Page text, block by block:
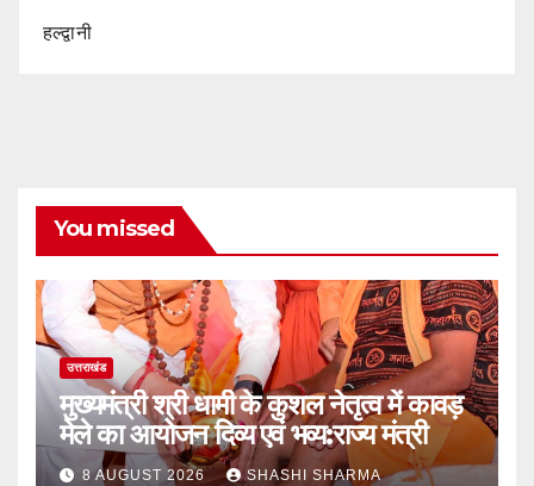
हल्द्वानी
You missed
उत्तराखंड
मुख्यमंत्री श्री धामी के कुशल नेतृत्व में कावड़
मेले का आयोजन दिव्य एवं भव्य:राज्य मंत्री
8 AUGUST 2026 SHASHI SHARMA